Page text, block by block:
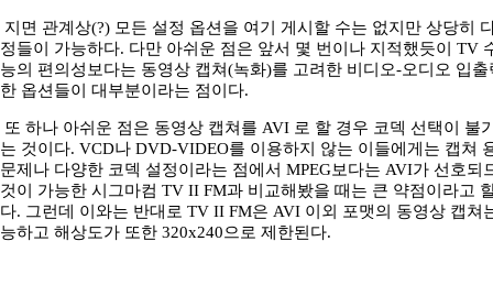
지면 관계상(?) 모든 설정 옵션을 여기 게시할 수는 없지만 상당히
정들이 가능하다. 다만 아쉬운 점은 앞서 몇 번이나 지적했듯이 TV
능의 편의성보다는 동영상 캡쳐(녹화)를 고려한 비디오-오디오 입출
한 옵션들이 대부분이라는 점이다.
또 하나 아쉬운 점은 동영상 캡쳐를 AVI 로 할 경우 코덱 선택이 불
는 것이다. VCD나 DVD-VIDEO를 이용하지 않는 이들에게는 캡쳐
문제나 다양한 코덱 설정이라는 점에서 MPEG보다는 AVI가 선호되
것이 가능한 시그마컴 TV II FM과 비교해봤을 때는 큰 약점이라고
다. 그런데 이와는 반대로 TV II FM은 AVI 이외 포맷의 동영상 캡쳐
능하고 해상도가 또한 320x240으로 제한된다.